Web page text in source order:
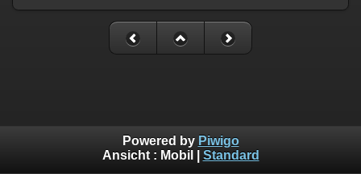
Powered by Piwigo
Ansicht : Mobil Standard